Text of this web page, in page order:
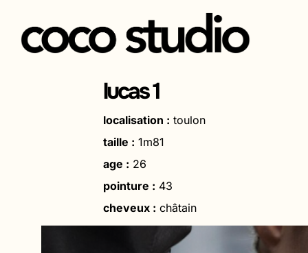
Aller
lucas 1
localisation : toulon
taille : 1m81
age : 26
pointure : 43
cheveux : châtain